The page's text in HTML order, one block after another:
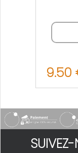
9.50